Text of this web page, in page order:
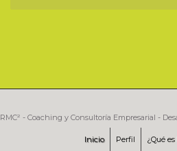
RMC² - Coaching y Consultoría Empresarial -
Inicio Perfil ¿Qué es